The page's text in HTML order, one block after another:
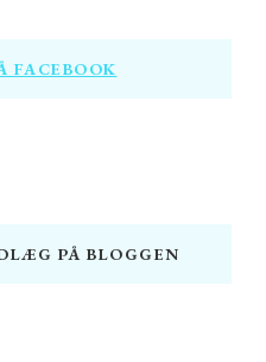
FACEBOOK
PÅ BLOGGEN